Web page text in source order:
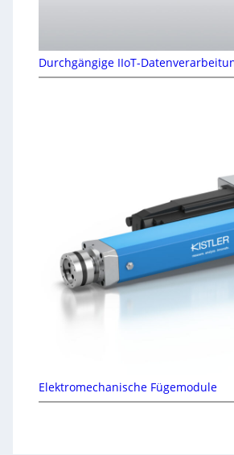
Durchgängige IIoT-
Elektromechanische Fügemodule